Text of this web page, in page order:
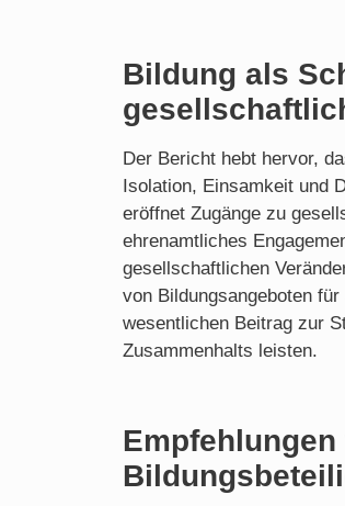
Bildung als
Der Bericht hebt hervor,
Isolation, Einsamkeit und
eröffnet Zugänge zu
ehrenamtliches
gesellschaftlichen
von Bildungsangeboten
wesentlichen Beitrag zur
Zusammenhalts leisten.